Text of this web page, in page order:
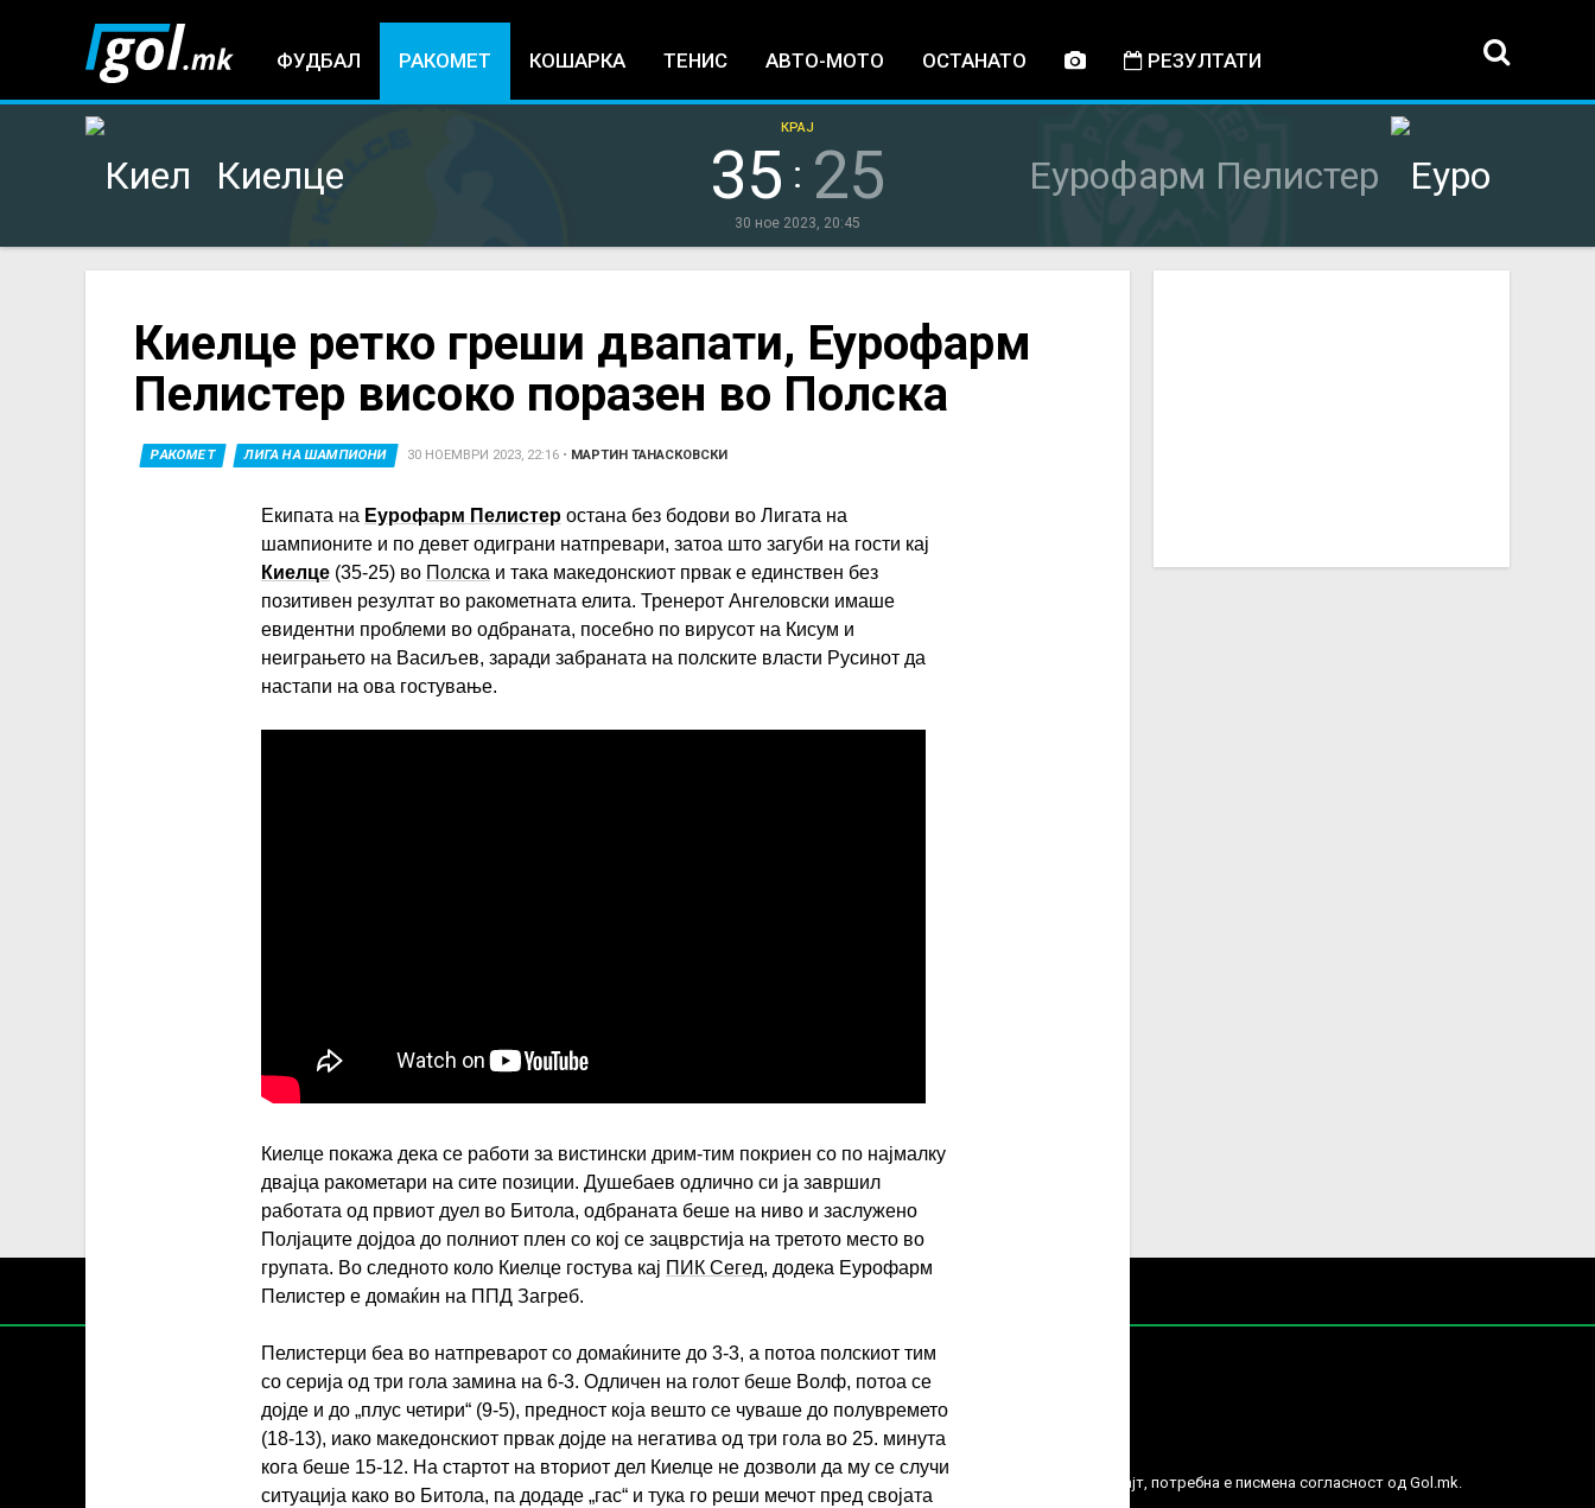
ФУДБАЛ РАКОМЕТ КОШАРКА ТЕНИС АВТО-МОТО ОСТАНАТО РЕЗУЛТАТИ
Киелце Еурофарм Пелистер
35 : 25
КРАЈ
30 ное 2023, 20:45
here
Киелце ретко греши двапати, Еурофарм
Пелистер високо поразен во Полска
РАКОМЕТ ЛИГА НА ШАМПИОНИ 30 НОЕМВРИ 2023, 22:16• МАРТИН ТАНАСКОВСКИ
Екипата на Еурофарм Пелистер остана без бодови во Лигата на
шампионите и по девет одиграни натпревари, затоа што загуби на гости кај
Киелце (35-25) во Полска и така македонскиот првак е единствен без
позитивен резултат во ракометната елита. Тренерот Ангеловски имаше
евидентни проблеми во одбраната, посебно по вирусот на Кисум и
неиграњето на Васиљев, заради забраната на полските власти Русинот да
настапи на ова гостување.
Киелце покажа дека се работи за вистински дрим-тим покриен со по најмалку
двајца ракометари на сите позиции. Душебаев одлично си ја завршил
работата од првиот дуел во Битола, одбраната беше на ниво и заслужено
Полјаците дојдоа до полниот плен со кој се зацврстија на третото место во
групата. Во следното коло Киелце гостува кај ПИК Сегед, додека Еурофарм
Пелистер е домаќин на ППД Загреб.
Пелистерци беа во натпреварот со домаќините до 3-3, а потоа полскиот тим
со серија од три гола замина на 6-3. Одличен на голот беше Волф, потоа се
дојде и до „плус четири“ (9-5), предност која вешто се чуваше до полувремето
(18-13), иако македонскиот првак дојде на негатива од три гола во 25. минута
кога беше 15-12. На стартот на вториот дел Киелце не дозволи да му се случи
ситуација како во Битола, па додаде „гас“ и тука го реши мечот пред својата
ИМПРЕСУМ
© 2016-2026 Gol.mk
Сите права задржани
Содржините на Gol.mk се заштитени со Законот за авторското право и сродните права.
За секоја форма на распространување, репродукција или комерцијална употреба на текстови, фотографии или податоци од овој веб сајт, потребна е писмена согласност од Gol.mk.